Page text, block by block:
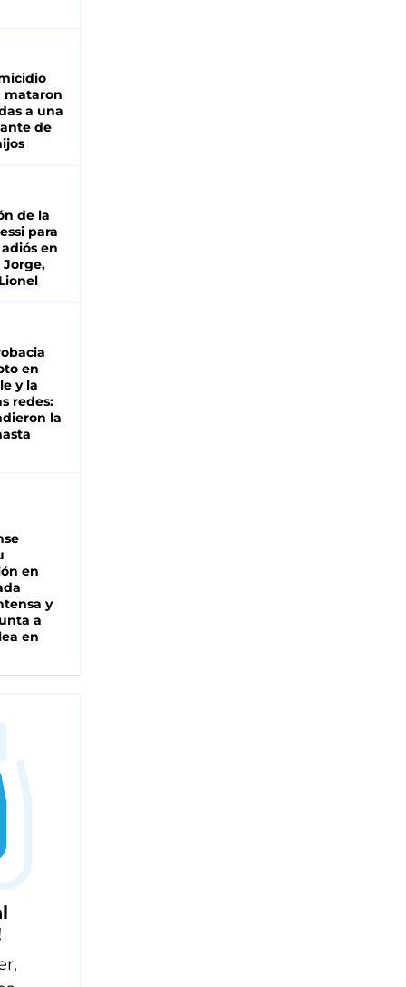
mataron
a una
de
de la
para
en
Jorge,
en
y la
redes:
la
en
y
a
en